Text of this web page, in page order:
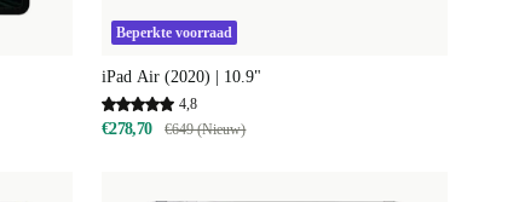
Beperkte voorraad
iPad Air (2020) | 10.9"
4,8
€278,70 €649 (Nieuw)